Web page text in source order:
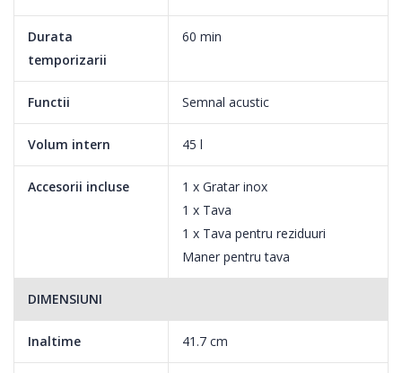
Durata
temporizarii
60 min
Functii Semnal acustic
Volum intern 45 l
Accesorii incluse
1 x Gratar inox
1 x Tava
1 x Tava pentru reziduuri
Maner pentru tava
DIMENSIUNI
Inaltime 41.7 cm